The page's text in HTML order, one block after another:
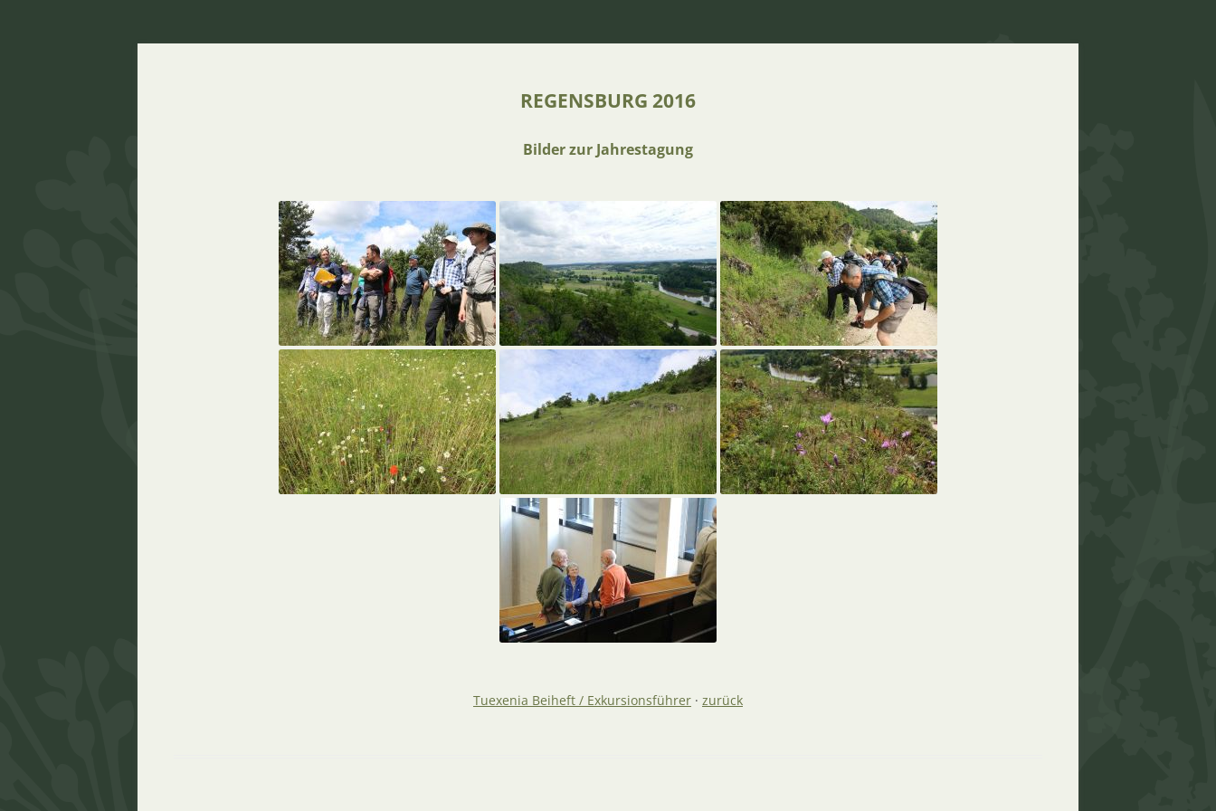
REGENSBURG 2016
Bilder zur Jahrestagung
Tuexenia Beiheft / Exkursionsführer · zurück